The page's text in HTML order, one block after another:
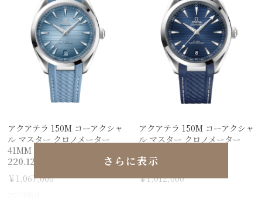
アクアテラ 150 M コーアクシャ
ル マスター クロノメーター
41M M 220.12.41.21.03.008
220.12.41.21.03.008
￥1,067,000
アクアテラ 150 M コーアクシャ
ル マスター クロノメーター
220.12.41.21.03.007
￥1,012,000
さらに表示